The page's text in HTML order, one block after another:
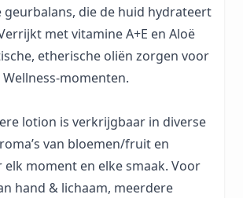
geurbalans, die de huid hydrateert
met vitamine A+E en Aloë
etherische oliën zorgen voor
momenten.
lotion is verkrijgbaar in diverse
van bloemen/fruit en
moment en elke smaak. Voor
hand & lichaam, meerdere